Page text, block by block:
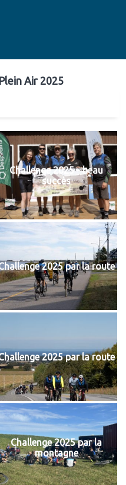
Air 2025
Challenge 2025 - beau
succès
2025 par la route
2025 par la route
Challenge 2025 par la
montagne